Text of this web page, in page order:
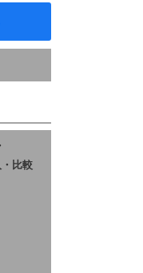
比較